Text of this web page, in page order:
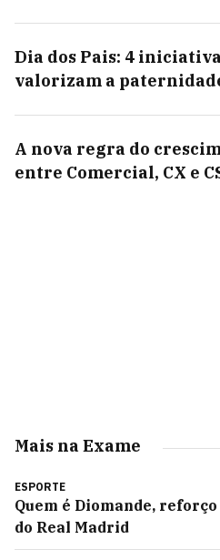
Dia dos Pais: 4
valorizam a
A nova regra do
entre Comercial, CX e
Mais na Exame
ESPORTE
Quem é Diomande,
do Real Madrid